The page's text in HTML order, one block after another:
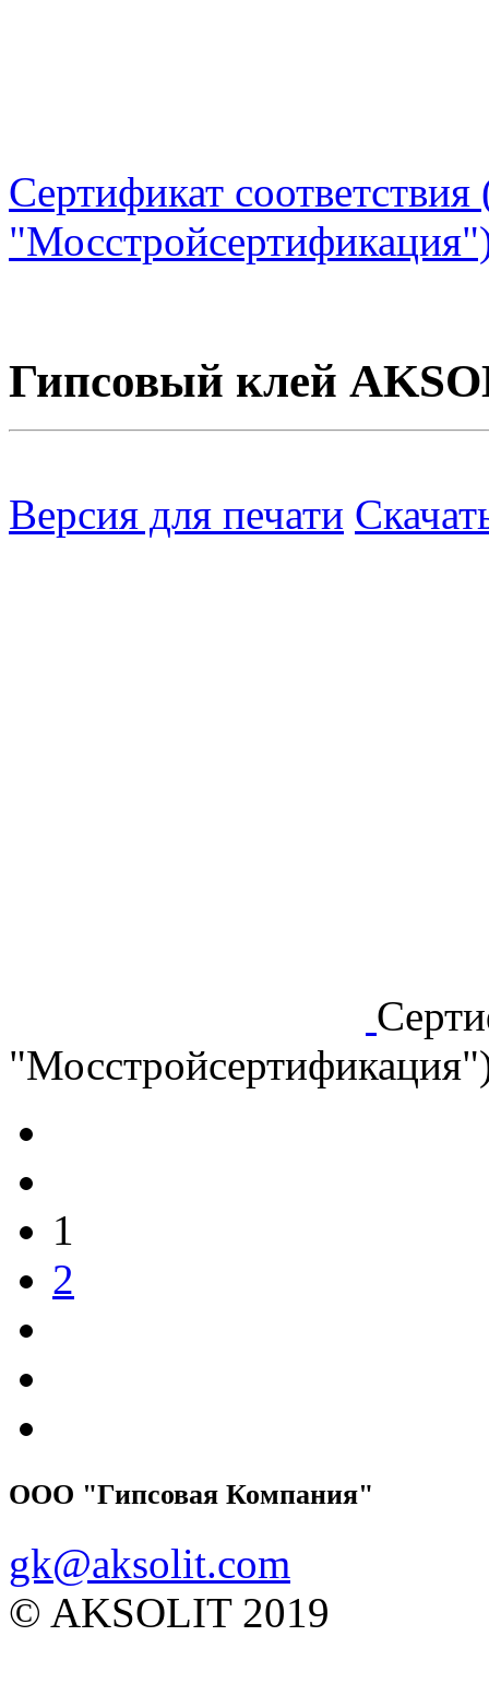
Сертификат соответствия
Гипсовый клей
Версия для печати
1
2
ООО "Гипсовая Компания"
gk@aksolit.com
© AKSOLIT 2019